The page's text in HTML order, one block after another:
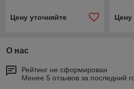
Цену уточняйте Цену
О нас
Рейтинг не сформирован
Менее 5 отзывов за последний